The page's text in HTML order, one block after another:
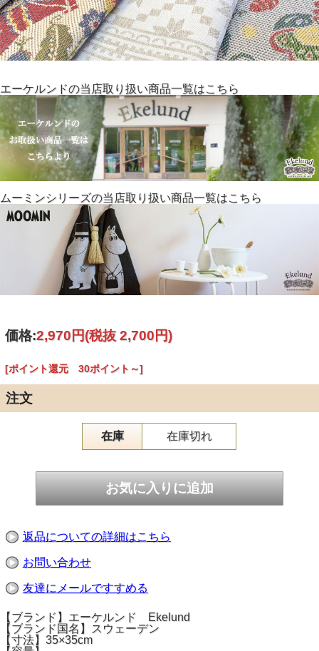
エーケルンドの当店取り扱い商品一覧はこちら
ムーミンシリーズの当店取り扱い商品一覧はこちら
価格:2,970円(税抜 2,700円)
[ポイント還元 30ポイント～]
注文
在庫 在庫切れ
返品についての詳細はこちら
お問い合わせ
友達にメールですすめる
【ブランド】エーケルンド Ekelund
【ブランド国名】スウェーデン
【寸法】35×35cm